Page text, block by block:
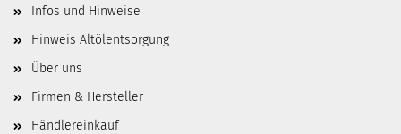
Infos und Hinweise
Hinweis Altölentsorgung
Über uns
Firmen & Hersteller
Händlereinkauf